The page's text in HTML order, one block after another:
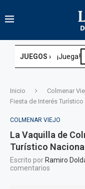
JUEGOS › ¡Juega!
Inicio Colmenar
Fiesta de Interés Turístico
COLMENAR VIEJO
La Vaquilla de
Turístico Nacional
Escrito por Ramiro
comentarios